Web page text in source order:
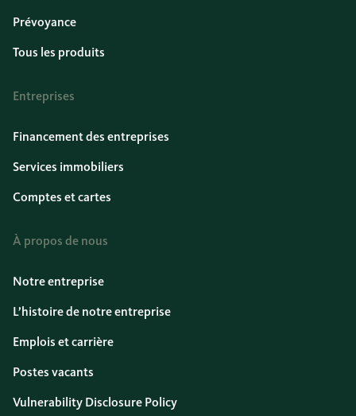
Prévoyance
Tous les produits
Entreprises
Financement des entreprises
Services immobiliers
Comptes et cartes
À propos de nous
Notre entreprise
L’histoire de notre entreprise
Emplois et carrière
Postes vacants
Vulnerability Disclosure Policy